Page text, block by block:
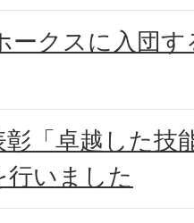
ークスに入団
彰「卓越した技
行いました